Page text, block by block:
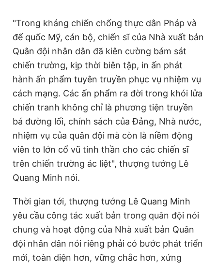
bản. Phát triển bởi ePi Technologies, JSC.
"Trong kháng chiến chống thực dân Pháp và
đế quốc Mỹ, cán bộ, chiến sĩ của Nhà xuất bản
Quân đội nhân dân đã kiên cường bám sát
chiến trường, kịp thời biên tập, in ấn phát
hành ấn phẩm tuyên truyền phục vụ nhiệm vụ
cách mạng. Các ấn phẩm ra đời trong khói lửa
chiến tranh không chỉ là phương tiện truyền
bá đường lối, chính sách của Đảng, Nhà nước,
nhiệm vụ của quân đội mà còn là niềm động
viên to lớn cổ vũ tinh thần cho các chiến sĩ
trên chiến trường ác liệt", thượng tướng Lê
Quang Minh nói.
Thời gian tới, thượng tướng Lê Quang Minh
yêu cầu công tác xuất bản trong quân đội nói
chung và hoạt động của Nhà xuất bản Quân
đội nhân dân nói riêng phải có bước phát triển
mới, toàn diện hơn, vững chắc hơn, xứng